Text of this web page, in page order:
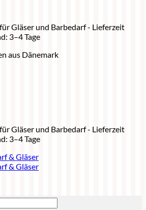
Gläser und Barbedarf - Lieferzeit
3–4 Tage
aus Dänemark
Gläser und Barbedarf - Lieferzeit
3–4 Tage